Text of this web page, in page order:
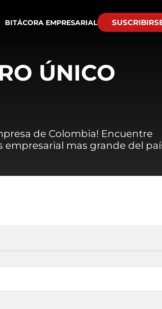
BITÁCORA EMPRESARIAL
ÚNICO
de Colombia! Encuentre
empresarial mas grande del